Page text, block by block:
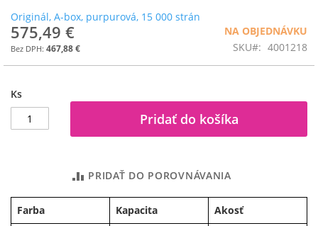
Originál, A-box, purpurová, 15 000 strán
575,49 €
467,88 €
NA OBJEDNÁVKU
SKU
4001218
Ks
Pridať do košíka
PRIDAŤ DO POROVNÁVANIA
Farba Kapacita Akosť
obrázkov